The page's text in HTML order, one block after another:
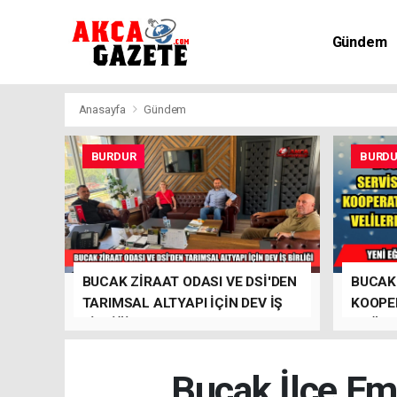
Gündem
Anasayfa Gündem
BURDUR
BUCAK ZİRAAT ODASI VE DSİ'DEN
TARIMSAL ALTYAPI İÇİN DEV İŞ